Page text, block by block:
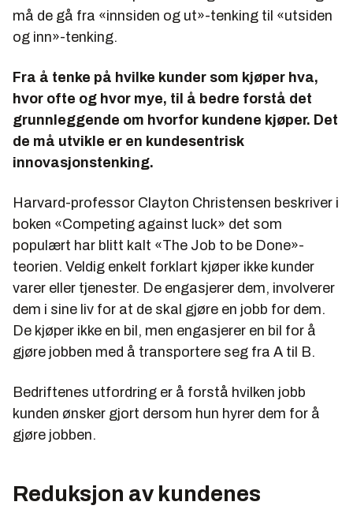
må de gå fra «innsiden og ut»-tenking til «utsiden
og inn»-tenking.
Fra å tenke på hvilke kunder som kjøper hva,
hvor ofte og hvor mye, til å bedre forstå det
grunnleggende om hvorfor kundene kjøper. Det
de må utvikle er en kundesentrisk
innovasjonstenking.
Harvard-professor Clayton Christensen beskriver i
boken «Competing against luck» det som
populært har blitt kalt «The Job to be Done»-
teorien. Veldig enkelt forklart kjøper ikke kunder
varer eller tjenester. De engasjerer dem, involverer
dem i sine liv for at de skal gjøre en jobb for dem.
De kjøper ikke en bil, men engasjerer en bil for å
gjøre jobben med å transportere seg fra A til B.
Bedriftenes utfordring er å forstå hvilken jobb
kunden ønsker gjort dersom hun hyrer dem for å
gjøre jobben.
Reduksjon av kundenes